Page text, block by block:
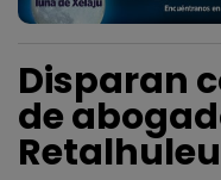
Disparan
de
Retalhuleu